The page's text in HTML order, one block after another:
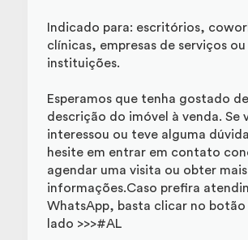
Indicado para: escritórios,
clínicas, empresas de serviços ou
instituições.
Esperamos que tenha gostado
descrição do imóvel à venda. Se
interessou ou teve alguma
hesite em entrar em contato
agendar uma visita ou obter mais
informações.Caso prefira
WhatsApp, basta clicar no botão
lado >>>#AL